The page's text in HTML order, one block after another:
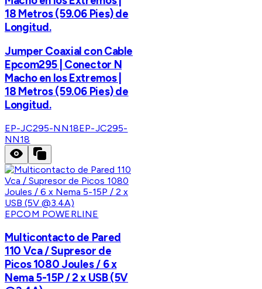
18 Metros (59.06 Pies) de
Longitud.
Jumper Coaxial con Cable
Epcom295 | Conector N
Macho en los Extremos |
18 Metros (59.06 Pies) de
Longitud.
EP-JC295-NN18EP-JC295-
NN18
EPCOM POWERLINE
Multicontacto de Pared
110 Vca / Supresor de
Picos 1080 Joules / 6 x
Nema 5-15P / 2 x USB (5V